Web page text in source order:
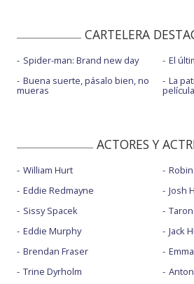
CARTELERA
Spider-man: Brand new day
Buena suerte, pásalo bien, no
mueras
El
La
película
ACTORES Y
William Hurt
Eddie Redmayne
Sissy Spacek
Eddie Murphy
Brendan Fraser
Trine Dyrholm
Josh
Jack